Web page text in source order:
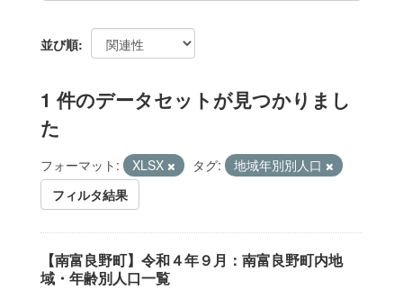
並び順
1 件のデータセットが見つかりまし
た
フォーマット: XLSX タグ:
地域年別別人口
フィルタ結果
【南富良野町】令和４年９月：南富良野町内地
域・年齢別人口一覧